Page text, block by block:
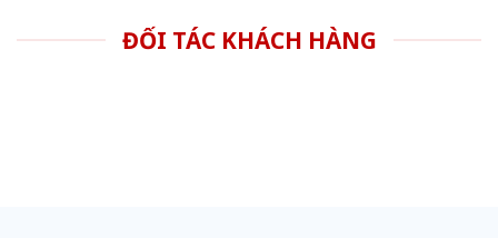
ĐỐI TÁC KHÁCH HÀNG